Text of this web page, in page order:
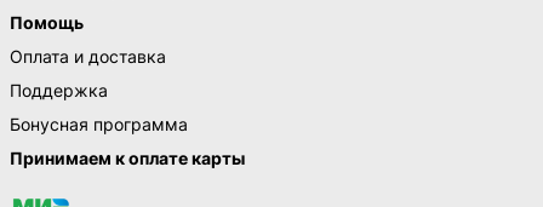
Помощь
Оплата и доставка
Поддержка
Бонусная программа
Принимаем к оплате карты